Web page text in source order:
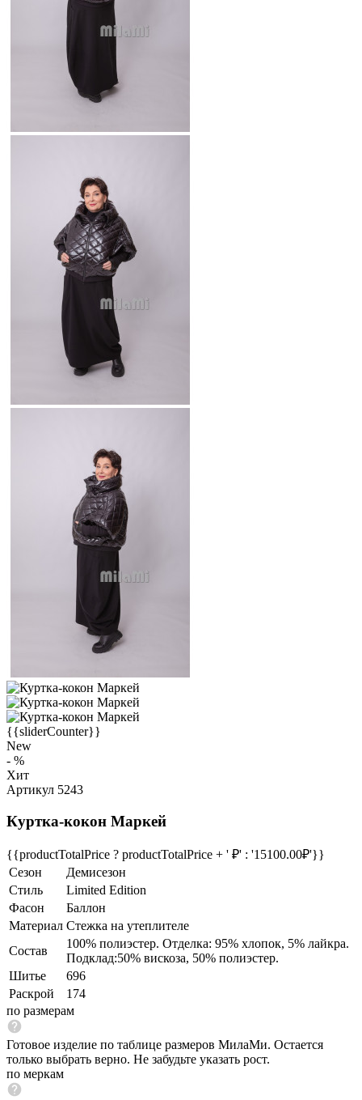
{{sliderCounter}}
New
- %
Хит
Артикул 5243
Куртка-кокон Маркей
{{productTotalPrice ? productTotalPrice + ' ₽' : '15100.00₽'}}
Сезон
Демисезон
Стиль
Limited Edition
Фасон
Баллон
Материал Стежка на утеплителе
Состав
100% полиэстер. Отделка: 95% хлопок, 5% лайкра.
Подклад:50% вискоза, 50% полиэстер.
Шитье
696
Раскрой
174
по размерам
Готовое изделие по таблице размеров МилаМи. Остается
только выбрать верно. Не забудьте указать рост.
по меркам